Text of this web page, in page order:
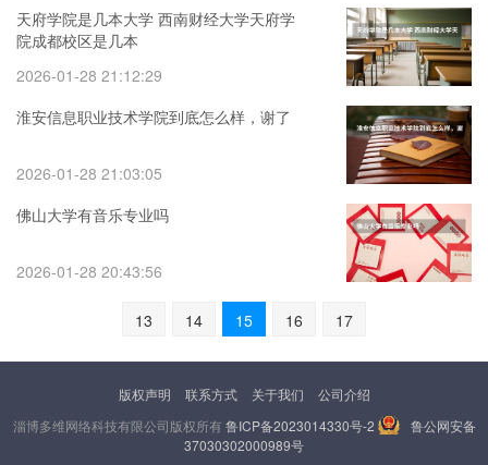
天府学院是几本大学 西南财经大学天府学
院成都校区是几本
2026-01-28 21:12:29
淮安信息职业技术学院到底怎么样，谢了
2026-01-28 21:03:05
佛山大学有音乐专业吗
2026-01-28 20:43:56
13 14 15 16 17
版权声明 联系方式 关于我们
公司介绍
淄博多维网络科技有限公司版权所有鲁ICP备2023014330号-2
鲁公网安备
37030302000989号